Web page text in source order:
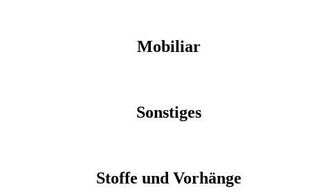
Mobiliar
Sonstiges
Stoffe und Vorhänge